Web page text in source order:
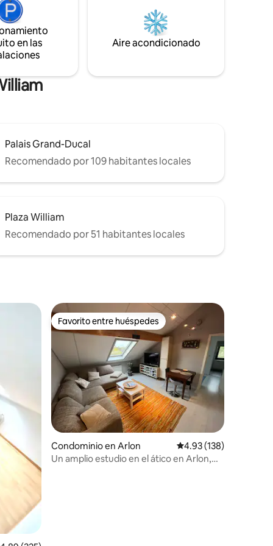
y
de
hacer
y
podrás encontrar la paz gracias a las
ventanas de triple acristalamiento y las
grandes paredes. Estación de tranvía y
autobús enfrente.
en las
Aire acondicionado
Palais Grand-Ducal
Recomendado por 109 habitantes locales
Plaza William
Recomendado por 51 habitantes locales
Favorito entre huéspedes
Favorito entre huéspedes
Condominio en Arlon Calificación promedio:
4.93 (138)
Un amplio estudio en el ático en Arlon,